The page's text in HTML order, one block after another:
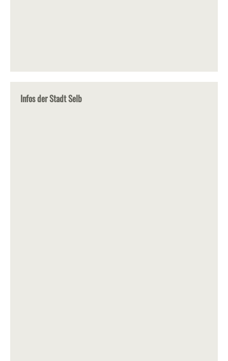
Infos der Stadt Selb